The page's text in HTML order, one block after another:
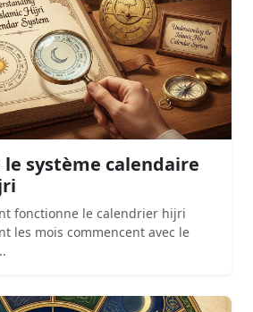
système calendaire
fonctionne le calendrier hijri
les mois commencent avec le